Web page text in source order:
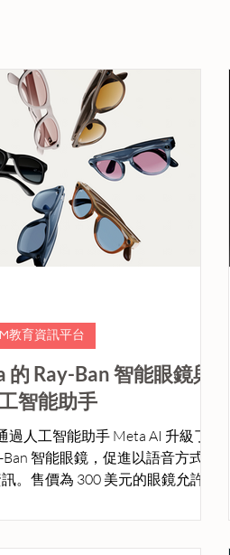
的 Ray-Ban 智能眼鏡與
智能助手
過人工智能助手 Meta AI 升級了
Ban 智能眼鏡，促進以語音方式來
。售價為 300 美元的眼鏡允許用
器提供回應。功能包括 Look and
教育資訊平台